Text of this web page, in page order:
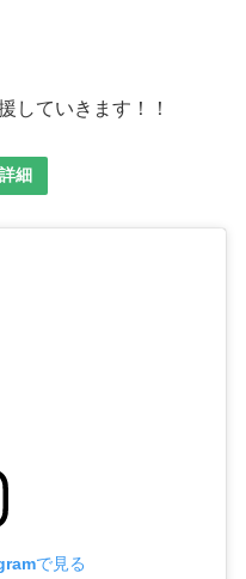
していきます！！
細
で見る